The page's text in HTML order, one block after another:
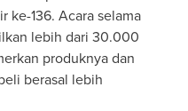
ke-136. Acara selama
lebih dari 30.000
produknya dan
berasal lebih